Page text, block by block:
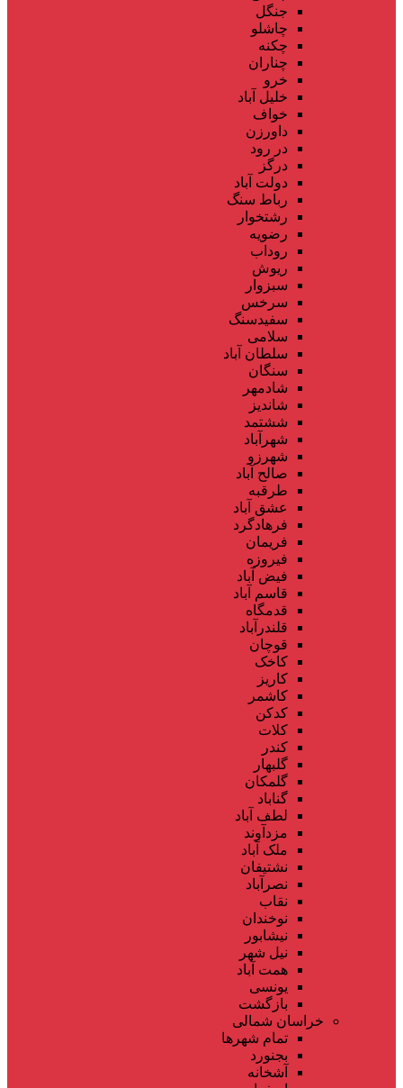
جنگل
چاشلو
چکنه
چناران
خرو
خلیل آباد
خواف
داورزن
در رود
درگز
دولت آباد
رباط سنگ
رشتخوار
رضویه
روداب
ریوش
سبزوار
سرخس
سفیدسنگ
سلامی
سلطان آباد
سنگان
شادمهر
شاندیز
ششتمد
شهرآباد
شهرزو
صالح آباد
طرقبه
عشق آباد
فرهادگرد
فریمان
فیروزه
فیض آباد
قاسم آباد
قدمگاه
قلندرآباد
قوچان
کاخک
کاریز
کاشمر
کدکن
کلات
کندر
گلبهار
گلمکان
گناباد
لطف آباد
مزدآوند
ملک آباد
نشتیفان
نصرآباد
نقاب
نوخندان
نیشابور
نیل شهر
همت آباد
یونسی
بازگشت
خراسان شمالی
تمام شهر‌ها
بجنورد
آشخانه